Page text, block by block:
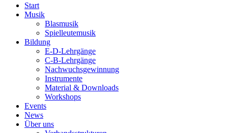
Start
Musik
Blasmusik
Spielleutemusik
Bildung
E-D-Lehrgänge
C-B-Lehrgänge
Nachwuchsgewinnung
Instrumente
Material & Downloads
Workshops
Events
News
Über uns